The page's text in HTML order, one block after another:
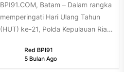
BPI91.COM, Batam – Dalam rangka
memperingati Hari Ulang Tahun
(HUT) ke-21, Polda Kepulauan Riau
Ramadan 1447...
Red BPI91
5 Bulan Ago